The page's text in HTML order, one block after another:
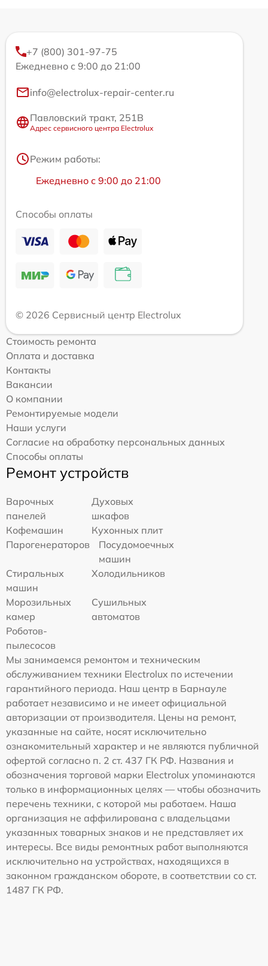
+7 (800) 301-97-75
Ежедневно с 9:00 до 21:00
info@electrolux-repair-center.ru
Павловский тракт, 251В
Адрес сервисного центра Electrolux
Режим работы:
Ежедневно с 9:00 до 21:00
Способы оплаты
© 2026 Сервисный центр Electrolux
Стоимость ремонта
Оплата и доставка
Контакты
Вакансии
О компании
Ремонтируемые модели
Наши услуги
Согласие на обработку персональных данных
Способы оплаты
Ремонт устройств
Варочных
панелей
Духовых
шкафов
Кофемашин
Кухонных плит
Парогенераторов
Посудомоечных
машин
Стиральных
машин
Холодильников
Морозильных
камер
Сушильных
автоматов
Роботов-
пылесосов
Мы занимаемся ремонтом и техническим
обслуживанием техники Electrolux по истечении
гарантийного периода. Наш центр в Барнауле
работает независимо и не имеет официальной
авторизации от производителя. Цены на ремонт,
указанные на сайте, носят исключительно
ознакомительный характер и не являются публичной
офертой согласно п. 2 ст. 437 ГК РФ. Названия и
обозначения торговой марки Electrolux упоминаются
только в информационных целях — чтобы обозначить
перечень техники, с которой мы работаем. Наша
организация не аффилирована с владельцами
указанных товарных знаков и не представляет их
интересы. Все виды ремонтных работ выполняются
исключительно на устройствах, находящихся в
законном гражданском обороте, в соответствии со ст.
1487 ГК РФ.